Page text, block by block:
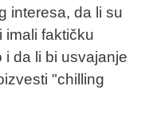
interesa, da li su
imali faktičku
da li bi usvajanje
"chilling